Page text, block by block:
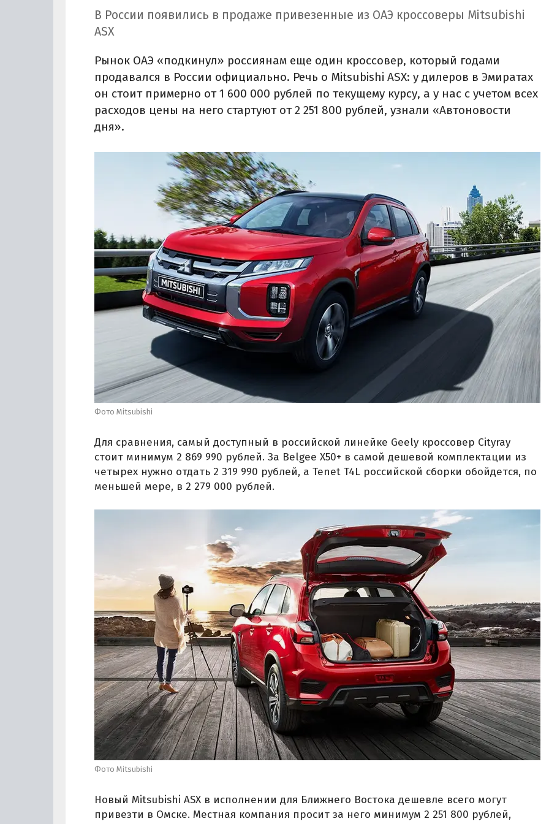
В России появились в продаже привезенные из ОАЭ кроссоверы Mitsubishi
ASX
Рынок ОАЭ «подкинул» россиянам еще один кроссовер, который годами
продавался в России официально. Речь о Mitsubishi ASX: у дилеров в Эмиратах
он стоит примерно от 1 600 000 рублей по текущему курсу, а у нас с учетом всех
расходов цены на него стартуют от 2 251 800 рублей, узнали «Автоновости
дня».
Фото Mitsubishi
Для сравнения, самый доступный в российской линейке Geely кроссовер Cityray
стоит минимум 2 869 990 рублей. За Belgee X50+ в самой дешевой комплектации из
четырех нужно отдать 2 319 990 рублей, а Tenet T4L российской сборки обойдется, по
меньшей мере, в 2 279 000 рублей.
Фото Mitsubishi
Новый Mitsubishi ASX в исполнении для Ближнего Востока дешевле всего могут
привезти в Омске. Местная компания просит за него минимум 2 251 800 рублей,